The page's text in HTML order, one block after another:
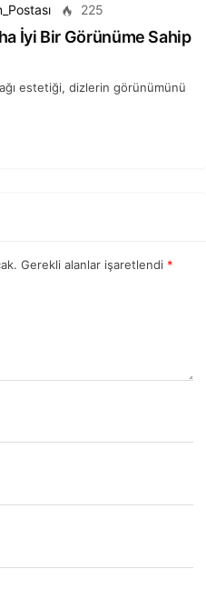
225
İyi Bir Görünüme Sahip
estetiği, dizlerin görünümünü
Gerekli alanlar işaretlendi *